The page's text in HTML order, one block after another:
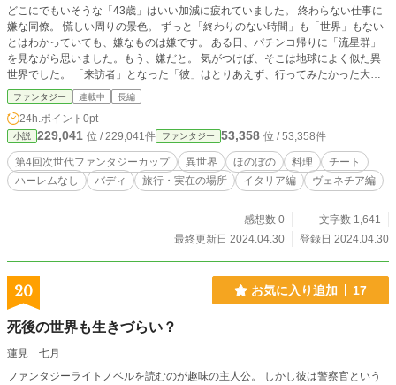
どこにでもいそうな「43歳」はいい加減に疲れていました。 終わらない仕事に
嫌な同僚。 慌しい周りの景色。 ずっと「終わりのない時間」も「世界」もない
とはわかっていても、嫌なものは嫌です。 ある日、パチンコ帰りに「流星群」
を見ながら思いました。もう、嫌だと。 気がつけば、そこは地球によく似た異
世界でした。 「来訪者」となった「彼」はとりあえず、行ってみたかった大好
きなゲームやアニメの舞台を観に、ヨーロッパへ旅立ちました。 ナビゲーター
の歩くポメラニアンな田村くん（26歳）と一緒に。 とある中年に降りかかる、
ファンタジー 連載中 長編
24h.ポイント 0pt
小説 229,041 位 / 229,041件 ファンタジー 53,358 位 / 53,358件
第4回次世代ファンタジーカップ 異世界 ほのぼの 料理
チート
ハーレムなし
バディ 旅行・実在の場所 イタリア編 ヴェネチア編
感想数 0
文字数 1,641
最終更新日 2024.04.30
登録日 2024.04.30
20 お気に入り追加 17
死後の世界も生きづらい？
蓮見 七月
ファンタジーライトノベルを読むのが趣味の主人公。 しかし彼は警察官という